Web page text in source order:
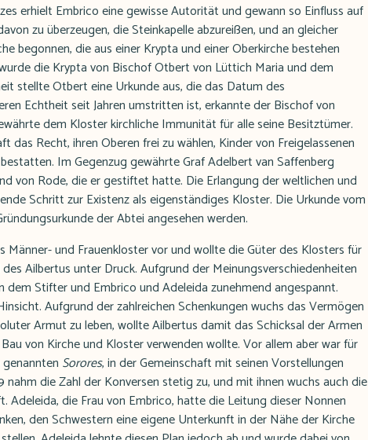
erhielt Embrico eine gewisse Autorität und gewann so Einfluss auf
zu überzeugen, die Steinkapelle abzureißen, und an gleicher
begonnen, die aus einer Krypta und einer Oberkirche bestehen
die Krypta von Bischof Otbert von Lüttich Maria und dem
stellte Otbert eine Urkunde aus, die das Datum des
Echtheit seit Jahren umstritten ist, erkannte der Bischof von
dem Kloster kirchliche Immunität für alle seine Besitztümer.
Recht, ihren Oberen frei zu wählen, Kinder von Freigelassenen
Im Gegenzug gewährte Graf Adelbert van Saffenberg
von Rode, die er gestiftet hatte. Die Erlangung der weltlichen und
Schritt zur Existenz als eigenständiges Kloster. Die Urkunde vom
der Abtei angesehen werden.
und Frauenkloster vor und wollte die Güter des Klosters für
Ailbertus unter Druck. Aufgrund der Meinungsverschiedenheiten
dem Stifter und Embrico und Adeleida zunehmend angespannt.
Aufgrund der zahlreichen Schenkungen wuchs das Vermögen
Armut zu leben, wollte Ailbertus damit das Schicksal der Armen
von Kirche und Kloster verwenden wollte. Vor allem aber war für
Sorores, in der Gemeinschaft mit seinen Vorstellungen
nahm die Zahl der Konversen stetig zu, und mit ihnen wuchs auch die
Adeleida, die Frau von Embrico, hatte die Leitung dieser Nonnen
den Schwestern eine eigene Unterkunft in der Nähe der Kirche